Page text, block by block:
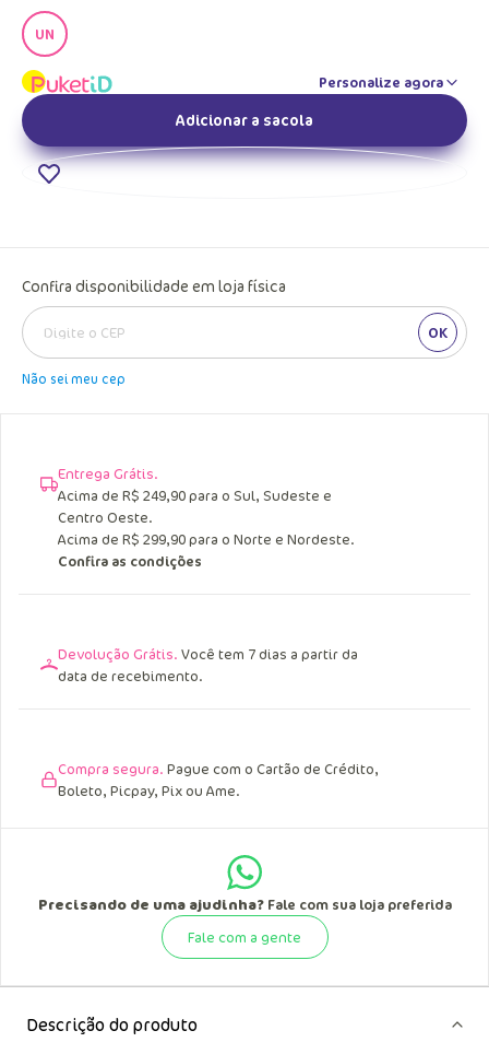
UN
Personalize agora
Adicionar a sacola
Confira disponibilidade em loja física
OK
Não sei meu cep
Entrega Grátis.
Acima de R$ 249,90 para o Sul, Sudeste e
Centro Oeste.
Acima de R$ 299,90 para o Norte e Nordeste.
Confira as condições
Devolução Grátis. Você tem 7 dias a partir da
data de recebimento.
Compra segura. Pague com o Cartão de Crédito,
Boleto, Picpay, Pix ou Ame.
Precisando de uma ajudinha?Fale com sua loja preferida
Fale com a gente
Descrição do produto